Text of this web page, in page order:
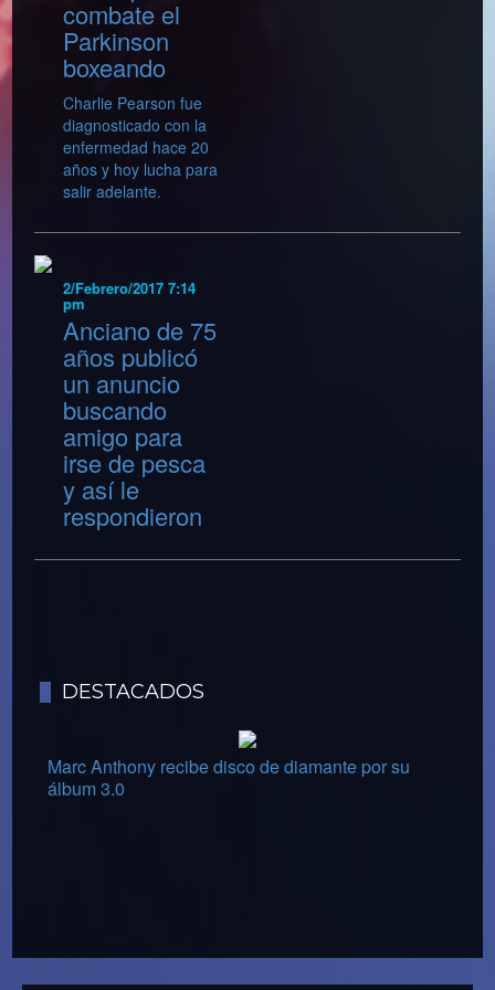
combate el
Parkinson
boxeando
Charlie Pearson fue
diagnosticado con la
enfermedad hace 20
años y hoy lucha para
salir adelante.
2/Febrero/2017 7:14
pm
Anciano de 75
años publicó
un anuncio
buscando
amigo para
irse de pesca
y así le
respondieron
DESTACADOS
Marc Anthony recibe disco de diamante por su
álbum 3.0